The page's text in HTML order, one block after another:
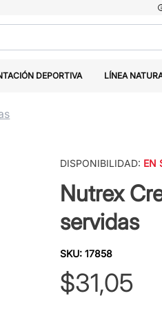
DEPORTIVA LÍNEA
DISPONIBILIDAD: EN
Nutrex
servidas
SKU: 17858
$31,05